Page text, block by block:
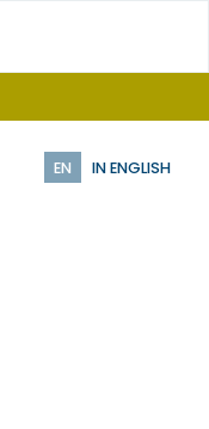
EN IN ENGLISH